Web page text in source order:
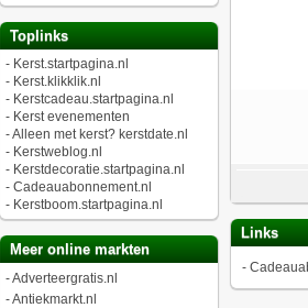
Toplinks
- Kerst.startpagina.nl
- Kerst.klikklik.nl
- Kerstcadeau.startpagina.nl
- Kerst evenementen
-Alleen met kerst? kerstdate.nl
- Kerstweblog.nl
- Kerstdecoratie.startpagina.nl
- Cadeauabonnement.nl
- Kerstboom.startpagina.nl
Meer online markten
-Adverteergratis.nl
-Antiekmarkt.nl
Links
-